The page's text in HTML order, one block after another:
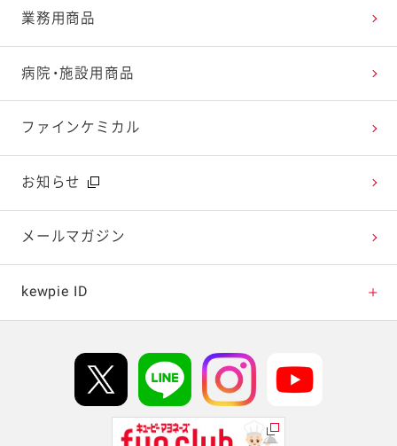
レシピランキング
レシピ動画
今日のレシピギャラリー
オープンキッチン（工場見学）
深谷テラス ヤサイな仲間たちファーム
おたのしみコンテンツ
広告ギャラリー
テレビ・ラジオ
キャンペーン・イベント
よくお寄せいただくご質問
お客様の声を活かしました
Qummy
キユーピーウエルネス
業務用商品
病院・施設用商品
ファインケミカル
お知らせ
メールマガジン
kewpie ID
Hi! kewpieについて